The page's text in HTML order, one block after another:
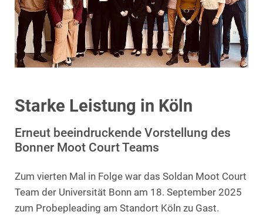
Starke Leistung in Köln
Erneut beeindruckende Vorstellung des
Bonner Moot Court Teams
Zum vierten Mal in Folge war das Soldan Moot Court
Team der Universität Bonn am 18. September 2025
zum Probepleading am Standort Köln zu Gast.